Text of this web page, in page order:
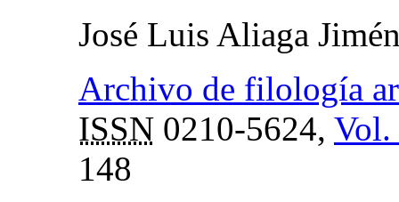
José Luis Aliaga
Archivo de filología
ISSN 0210-5624, Vol.
148